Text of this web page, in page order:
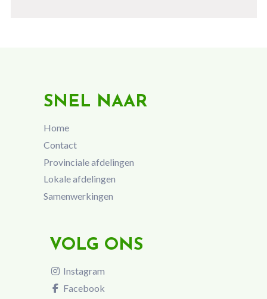
SNEL NAAR
Home
Contact
Provinciale afdelingen
Lokale afdelingen
Samenwerkingen
VOLG ONS
Instagram
Facebook